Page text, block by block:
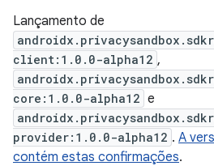
Lançamento de
client:1.0.0-alpha12 ,
core:1.0.0-alpha12 e
provider:1.0.0-alpha12 . A
contém estas confirmações.